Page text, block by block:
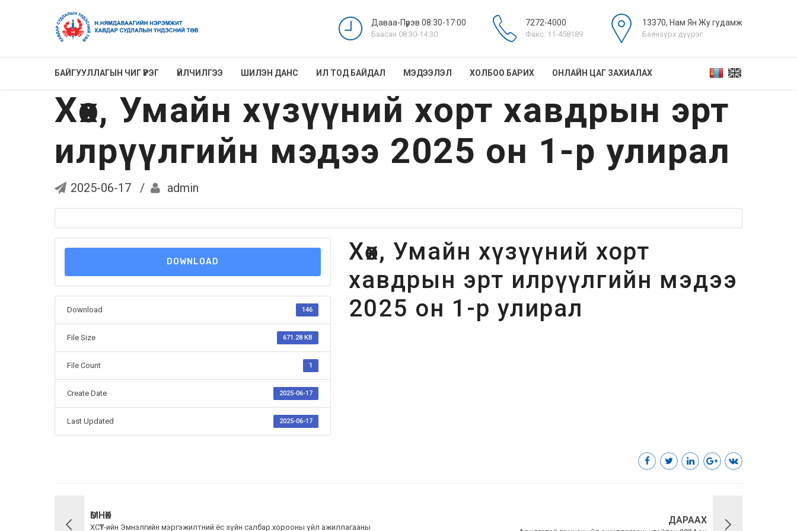
Даваа-Пүрэв 08:30-17:00
Баасан 08:30-14:30
7272-4000
Факс: 11-458189
13370, Нам Ян Жу гудамж
Баянзүрх дүүрэг
БАЙГУУЛЛАГЫН ЧИГ ҮҮРЭГ ҮЙЛЧИЛГЭЭ ШИЛЭН ДАНС ИЛ ТОД БАЙДАЛ МЭДЭЭЛЭЛ ХОЛБОО БАРИХ ОНЛАЙН ЦАГ ЗАХИАЛАХ
Хөх, Умайн хүзүүний хорт хавдрын эрт
илрүүлгийн мэдээ 2025 он 1-р улирал
2025-06-17 admin
DOWNLOAD
Download 146
File Size 671.28 KB
File Count 1
Create Date 2025-06-17
Last Updated 2025-06-17
Хөх, Умайн хүзүүний хорт
хавдрын эрт илрүүлгийн мэдээ
2025 он 1-р улирал
ӨМНӨХ
ХСҮТ-ийн Эмнэлгийн мэргэжилтний ёс зүйн салбар хорооны үйл ажиллагааны
ДАРААХ